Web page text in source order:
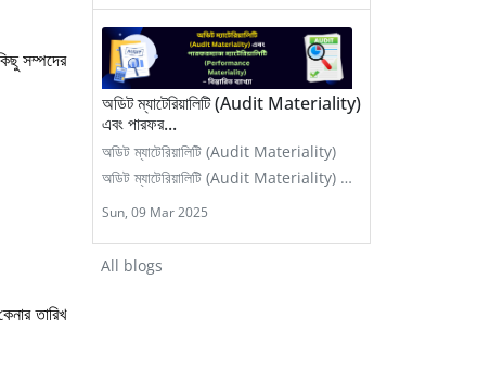
সম্পদের
তারিখ
অডিট ম্যাটেরিয়ালিটি (Audit Materiality)
এবং পারফর...
অডিট ম্যাটেরিয়ালিটি (Audit Materiality)
অডিট ম্যাটেরিয়ালিটি (Audit Materiality) মানে
হ...
Sun, 09 Mar 2025
All blogs